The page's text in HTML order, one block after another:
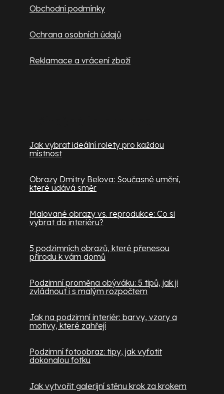
Obchodní podmínky
Ochrana osobních údajů
Reklamace a vrácení zboží
Jak vybrat ideální rolety pro každou
místnost
Obrazy Dmitry Belova: Současné umění,
které udává směr
Malované obrazy vs. reprodukce: Co si
vybrat do interiéru?
5 podzimních obrazů, které přenesou
přírodu k vám domů
Podzimní proměna obýváku: 5 tipů, jak ji
zvládnout i s malým rozpočtem
Jak na podzimní interiér: barvy, vzory a
motivy, které zahřejí
Podzimní fotoobraz: tipy, jak vyfotit
dokonalou fotku
Jak vytvořit galerijní stěnu krok za krokem